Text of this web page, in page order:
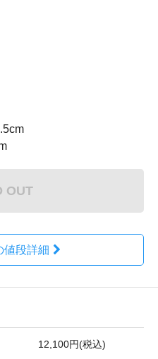
OUT
値段詳細
12,100円(税込)